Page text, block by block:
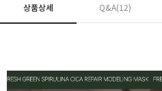
상품상세 Q&A(12)